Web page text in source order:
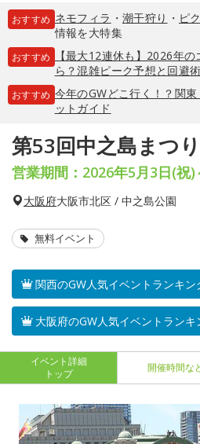
おすすめ ネモフィラ ・ 潮干狩り ・ ピ
情報を大特集
おすすめ
【最大12連休も】2026年
ら？混雑ピーク予想と回避
おすすめ 今年のGWどこ行く！？関
ットガイド
第53回中之島まつり
営業期間：2026年5月3日(祝)
大阪府大阪市北区 / 中之島公園
無料イベント
関西のGW人気イベントランキン
大阪府のGW人気イベントランキ
イベント詳細
トップ
開催時間な